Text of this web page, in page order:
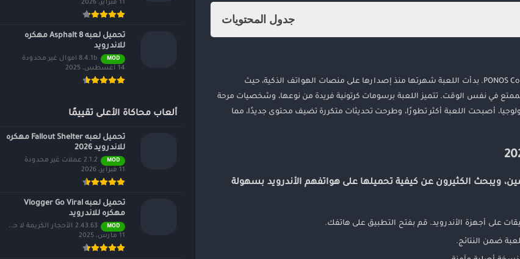
جدول المحتويات
ويبحث الكثيرون عن كيفية تحميلها على هواتفهم الأندرويد بسهولة وأمان. لتحميل اللعبة،
The Battle Cats هي لعبة استراتيجية ممتعة تم تطويرها بواسطة شركة PONOS Corporation. بدأت اللعبة شهرتها منذ إصدارها على منصات الهواتف الذكية، حيث
في نفس الوقت. تتميز اللعبة برسومات كرتونية فريدة من نوعها، وشخصيات مرحة
أصبحت اللعبة أكثر تطورًا، وطرحت تحديثات متكررة تضيف محتوى جديدًا، مما
المستخدمين، ويبحث الكثيرون عن كيفية تحميلها على هواتفهم الأندرويد بسهولة
على أجهزة الأندرويد. قم بفتح التطبيق على هاتفك.
ضمن النتائج.
11 فبراير، 2026
تحميل لعبه Asphalt 8 مهكره
للاندرويد
MOD
8.4.1b اموال غير محدودة
14 أغسطس، 2025
ألعاب محاكاة الأعلى تقييمًا
تحميل لعبه Fallout Shelter مهكره
للاندرويد 2026
MOD
2.1.2 عملات غير محدودة
11 فبراير، 2026
تحميل لعبه Vlogger Go Viral
مهكره للاندرويد
MOD
2.43.63 الأحجار الكريمة لا حصر لها
11 مارس، 2025